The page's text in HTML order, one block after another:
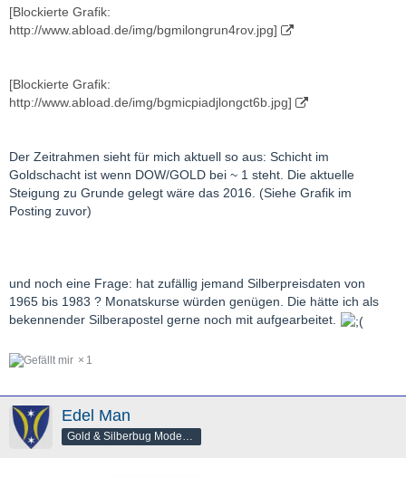
[Blockierte Grafik:
http://www.abload.de/img/bgmilongrun4rov.jpg]
[Blockierte Grafik:
http://www.abload.de/img/bgmicpiadjlongct6b.jpg]
Der Zeitrahmen sieht für mich aktuell so aus: Schicht im
Goldschacht ist wenn DOW/GOLD bei ~ 1 steht. Die aktuelle
Steigung zu Grunde gelegt wäre das 2016. (Siehe Grafik im
Posting zuvor)
und noch eine Frage: hat zufällig jemand Silberpreisdaten von
1965 bis 1983 ? Monatskurse würden genügen. Die hätte ich als
bekennender Silberapostel gerne noch mit aufgearbeitet.
1
Edel Man